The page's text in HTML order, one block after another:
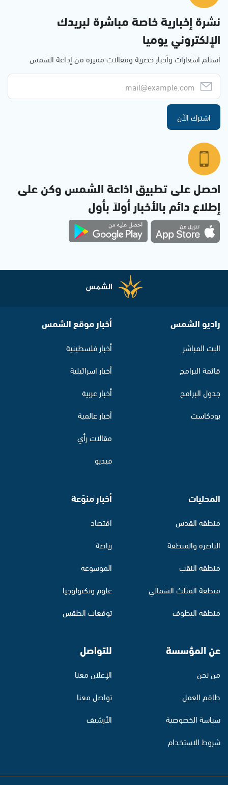
نشرة إخبارية خاصة مباشرة لبريدك
الإلكتروني يوميا
استلم اشعارات وأخبار حصرية ومقالات مميزة من إذاعة الشمس
اشترك الآن
احصل على تطبيق اذاعة الشمس وكن على
إطلاع دائم بالأخبار أولاً بأول
راديو الشمس
البث المباشر
قائمة البرامج
جدول البرامج
بودكاست
أخبار موقع الشمس
أخبار فلسطينية
أخبار اسرائيلية
أخبار عربية
أخبار عالمية
مقالات رأي
فيديو
المحليات
منطقة القدس
الناصرة والمنطقة
منطقة النقب
منطقة المثلث الشمالي
منطقة البطوف
أخبار منوّعة
اقتصاد
رياضة
الموسوعة
علوم وتكنولوجيا
توقعات الطقس
عن المؤسسة
من نحن
طاقم العمل
سياسة الخصوصية
شروط الاستخدام
للتواصل
الإعلان معنا
تواصل معنا
الأرشيف